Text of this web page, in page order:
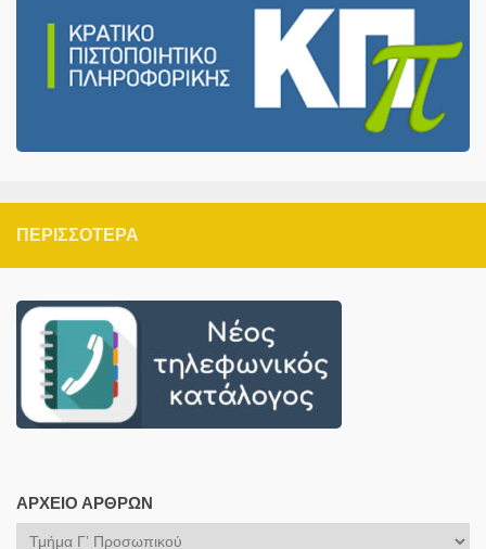
ΠΕΡΙΣΣΌΤΕΡΑ
ΑΡΧΕΊΟ ΆΡΘΡΩΝ
Αρχείο